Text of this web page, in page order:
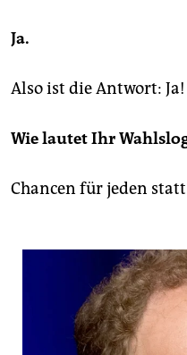
Ja.
Also ist die Antwort: Ja!
Wie lautet Ihr
Chancen für jeden